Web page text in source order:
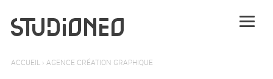
ACCUEIL › AGENCE CRÉATION GRAPHIQUE